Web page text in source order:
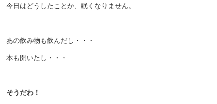
今日はどうしたことか、眠くなりません。
あの飲み物も飲んだし・・・
本も開いたし・・・
そうだわ！